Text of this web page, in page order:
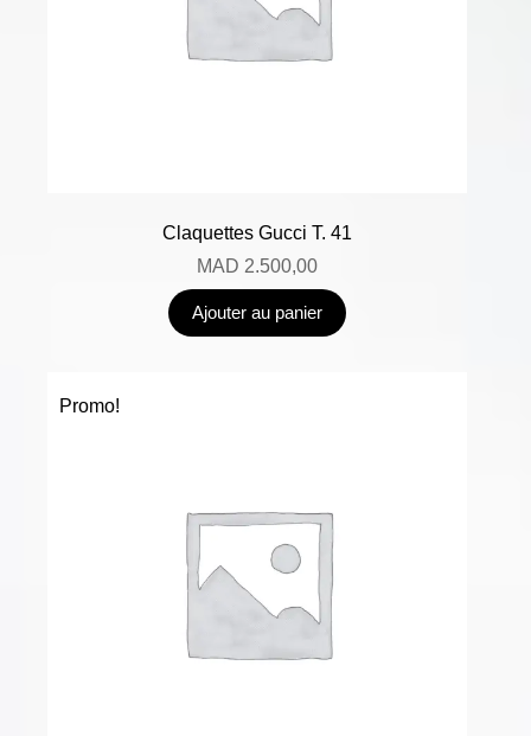
Claquettes Gucci T. 41
MAD 2.500,00
Ajouter au panier
Promo!